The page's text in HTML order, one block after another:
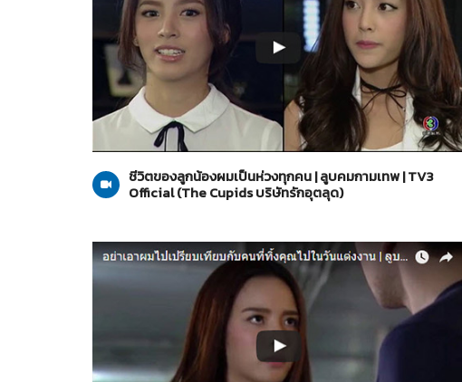
15-05-2560
The Cupids บริษัทรักอุตลุด
ชีวิตของลูกน้องผมเป็นห่วงทุกคน | ลูบคมกามเทพ | TV3
Official (The Cupids บริษัทรักอุตลุด)